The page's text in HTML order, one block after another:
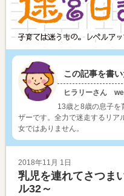
この記事を書
ヒラリーさん
13歳と8歳の息子を
ザーです。全力で迷走するリア
女ではありません。
2018年11月 1日
乳児を連れてさつま
ル32～